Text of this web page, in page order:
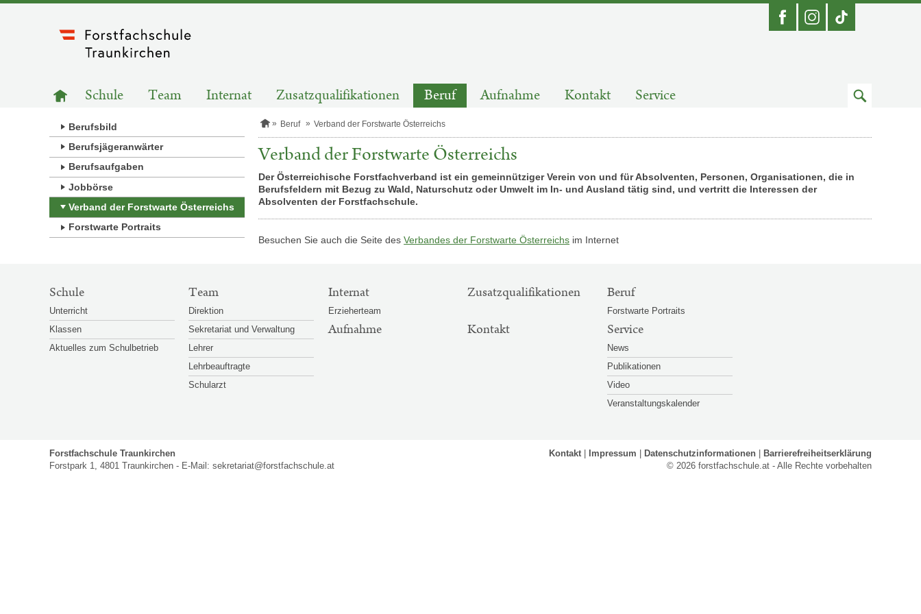
FacebookInstagram
HAUPTNAVIGATION
Zur
Startseite
Schule Team Internat Zusatzqualifikationen Beruf Aufnahme Kontakt Service
Zum
Berufsbild
Berufsjägeranwärter
Berufsaufgaben
Jobbörse
Verband der Forstwarte Österreichs
Forstwarte Portraits
S
r
s
e
i
e
Beruf Verband der Forstwarte Österreichs
Verband der Forstwarte Österreichs
Der Österreichische Forstfachverband ist ein gemeinnütziger Verein von und für Absolventen, Personen, Organisationen, die in
Berufsfeldern mit Bezug zu Wald, Naturschutz oder Umwelt im In- und Ausland tätig sind, und vertritt die Interessen der
Absolventen der Forstfachschule.
Besuchen Sie auch die Seite desVerbandes der Forstwarte Österreichs im Internet
SITEMAP-
NAVIGATION
Schule
Unterricht
Klassen
Aktuelles zum Schulbetrieb
Team
Direktion
Sekretariat und Verwaltung
Lehrer
Lehrbeauftragte
Schularzt
Internat
Erzieherteam
Zusatzqualifikationen Beruf
Forstwarte Portraits
Aufnahme Kontakt Service
News
Publikationen
Video
Veranstaltungskalender
Forstfachschule Traunkirchen
Forstpark 1, 4801 Traunkirchen - E-Mail: sekretariat@forstfachschule.at
Kontakt Impressum Datenschutzinformationen
Barrierefreiheitserklärung
© 2026 forstfachschule.at - Alle Rechte vorbehalten